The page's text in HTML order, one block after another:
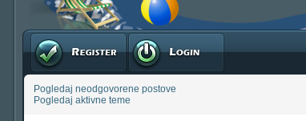
Registruj se Prijavite se
Pogledaj neodgovorene postove
Pogledaj aktivne teme